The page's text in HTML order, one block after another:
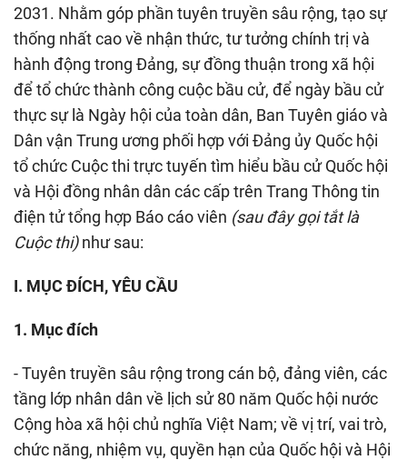
2031. Nhằm góp phần tuyên truyền sâu rộng, tạo sự
thống nhất cao về nhận thức, tư tưởng chính trị và
hành động trong Đảng, sự đồng thuận trong xã hội
để tổ chức thành công cuộc bầu cử, để ngày bầu cử
thực sự là Ngày hội của toàn dân, Ban Tuyên giáo và
Dân vận Trung ương phối hợp với Đảng ủy Quốc hội
tổ chức Cuộc thi trực tuyến tìm hiểu bầu cử Quốc hội
và Hội đồng nhân dân các cấp trên Trang Thông tin
điện tử tổng hợp Báo cáo viên (sau đây gọi tắt là
Cuộc thi)như sau:
I. MỤC ĐÍCH, YÊU CẦU
1. Mục đích
- Tuyên truyền sâu rộng trong cán bộ, đảng viên, các
tầng lớp nhân dân về lịch sử 80 năm Quốc hội nước
Cộng hòa xã hội chủ nghĩa Việt Nam; về vị trí, vai trò,
chức năng, nhiệm vụ, quyền hạn của Quốc hội và Hội